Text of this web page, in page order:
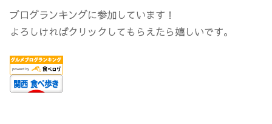
ブログランキングに参加しています！
よろしければクリックしてもらえたら嬉しいです。